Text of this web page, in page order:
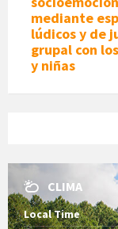
mediante
lúdicos y de
grupal con
y niñas
CLIMA
Local Time